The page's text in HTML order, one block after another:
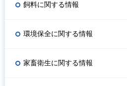
飼料に関する情報
環境保全に関する情報
家畜衛生に関する情報